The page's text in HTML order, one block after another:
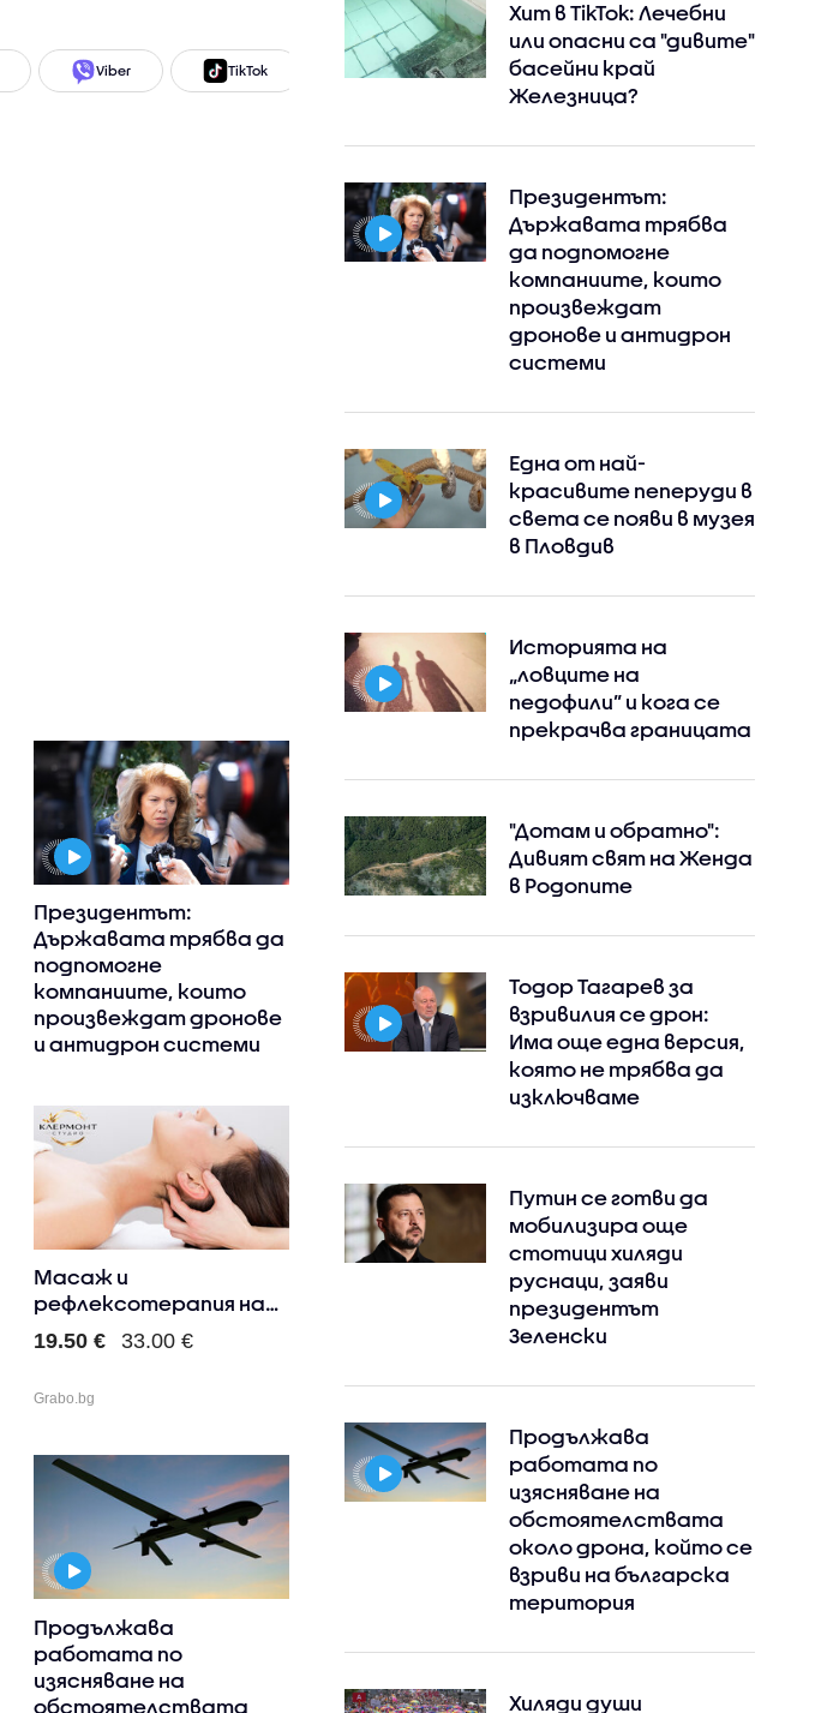
Viber TikTok Instagram Facebook
Президентът:
Държавата трябва да
подпомогне
компаниите, които
произвеждат дронове
и антидрон системи
Масаж и
рефлексотерапия на
стъпала с вулкани..
19.50 € 33.00 €
Grabo.bg
Продължава
работата по
изясняване на
обстоятелствата
Хит в TikTok: Лечебни
или опасни са "дивите"
басейни край
Железница?
Президентът:
Държавата трябва
да подпомогне
компаниите, които
произвеждат
дронове и антидрон
системи
Една от най-
красивите пеперуди в
света се появи в музея
в Пловдив
Историята на
„ловците на
педофили” и кога се
прекрачва границата
"Дотам и обратно":
Дивият свят на Женда
в Родопите
Тодор Тагарев за
взривилия се дрон:
Има още една версия,
която не трябва да
изключваме
Путин се готви да
мобилизира още
стотици хиляди
руснаци, заяви
президентът
Зеленски
Продължава
работата по
изясняване на
обстоятелствата
около дрона, който се
взриви на българска
територия
Хиляди души